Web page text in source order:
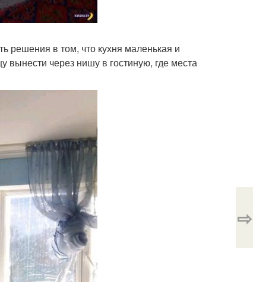
решения в том, что кухня маленькая и
вынести через нишу в гостиную, где места
⇨